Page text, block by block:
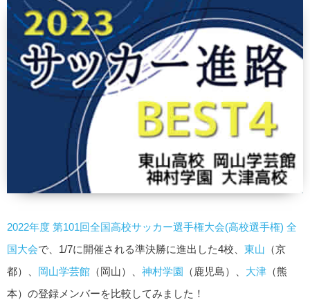
2022年度 第101回全国高校サッカー選手権大会(高校選手権) 全
国大会で、1/7に開催される準決勝に進出した4校、 東山 （京
都）、 岡山学芸館 （岡山）、 神村学園 （鹿児島）、 大津 （熊
本）の登録メンバーを比較してみました！